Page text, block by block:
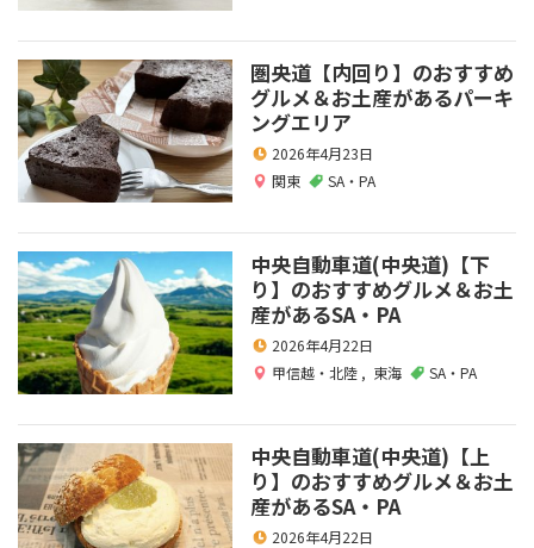
圏央道【内回り】のおすすめ
グルメ＆お土産があるパーキ
ングエリア
2026年4月23日
関東
SA・PA
中央自動車道(中央道)【下
り】のおすすめグルメ＆お土
産があるSA・PA
2026年4月22日
甲信越・北陸 , 東海 SA・PA
中央自動車道(中央道)【上
り】のおすすめグルメ＆お土
産があるSA・PA
2026年4月22日